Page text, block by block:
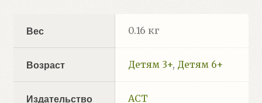
Вес 0.16 кг
Возраст Детям 3+, Детям 6+
Издательство АСТ